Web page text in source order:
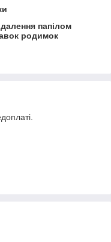
папілом
родимок